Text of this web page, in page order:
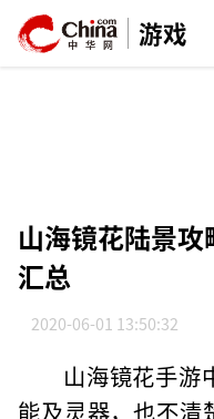
游戏
山海镜花陆景
汇总
2020-06-01 13:50:32
山海镜花手游
能及灵器，也不清